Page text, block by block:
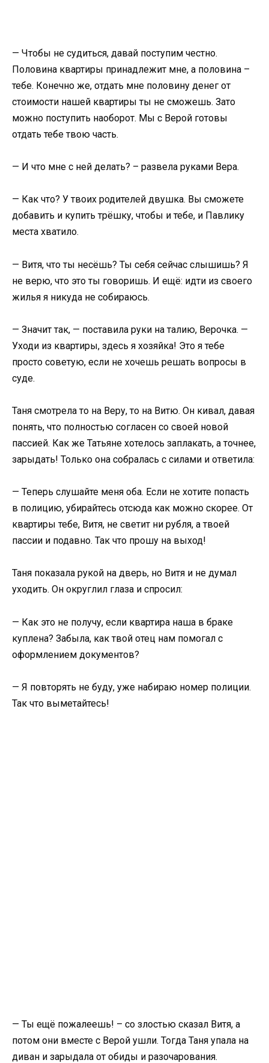
— Чтобы не судиться, давай поступим честно.
Половина квартиры принадлежит мне, а половина –
тебе. Конечно же, отдать мне половину денег от
стоимости нашей квартиры ты не сможешь. Зато
можно поступить наоборот. Мы с Верой готовы
отдать тебе твою часть.
— И что мне с ней делать? – развела руками Вера.
— Как что? У твоих родителей двушка. Вы сможете
добавить и купить трёшку, чтобы и тебе, и Павлику
места хватило.
— Витя, что ты несёшь? Ты себя сейчас слышишь? Я
не верю, что это ты говоришь. И ещё: идти из своего
жилья я никуда не собираюсь.
— Значит так, — поставила руки на талию, Верочка. —
Уходи из квартиры, здесь я хозяйка! Это я тебе
просто советую, если не хочешь решать вопросы в
суде.
Таня смотрела то на Веру, то на Витю. Он кивал, давая
понять, что полностью согласен со своей новой
пассией. Как же Татьяне хотелось заплакать, а точнее,
зарыдать! Только она собралась с силами и ответила:
— Теперь слушайте меня оба. Если не хотите попасть
в полицию, убирайтесь отсюда как можно скорее. От
квартиры тебе, Витя, не светит ни рубля, а твоей
пассии и подавно. Так что прошу на выход!
Таня показала рукой на дверь, но Витя и не думал
уходить. Он округлил глаза и спросил:
— Как это не получу, если квартира наша в браке
куплена? Забыла, как твой отец нам помогал с
оформлением документов?
— Я повторять не буду, уже набираю номер полиции.
Так что выметайтесь!
— Ты ещё пожалеешь! – со злостью сказал Витя, а
потом они вместе с Верой ушли. Тогда Таня упала на
диван и зарыдала от обиды и разочарования.